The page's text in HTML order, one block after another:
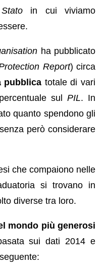
Stato in cui viviamo
ha pubblicato
Report) circa
pubblica totale di vari
sul PIL. In
quanto spendono gli
però considerare
che compaiono nelle
si trovano in
diverse tra loro.
mondo più generosi
sui dati 2014 e